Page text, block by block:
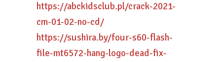
https://abckidsclub.pl/crack-2021-
cm-01-02-no-cd/
https://sushira.by/four-s60-flash-
file-mt6572-hang-logo-dead-fix-